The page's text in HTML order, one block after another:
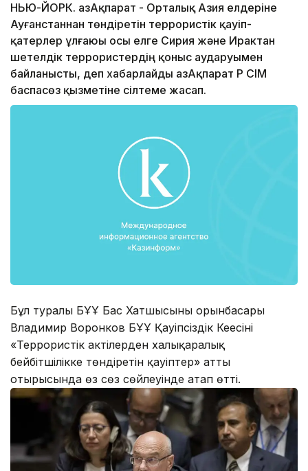
НЬЮ-ЙОРК. ҚазАқпарат - Орталық Азия елдеріне
Ауғанстаннан төндіретін террористік қауіп-
қатерлер ұлғаюы осы елге Сирия және Ирактан
шетелдік террористердің қоныс аударуымен
байланысты, деп хабарлайды ҚазАқпарат ҚР СІМ
баспасөз қызметіне сілтеме жасап.
Бұл туралы БҰҰ Бас Хатшысының орынбасары
Владимир Воронков БҰҰ Қауіпсіздік Кеңесінің
«Террористік актілерден халықаралық
бейбітшілікке төндіретін қауіптер» атты
отырысында өз сөз сөйлеуінде атап өтті.